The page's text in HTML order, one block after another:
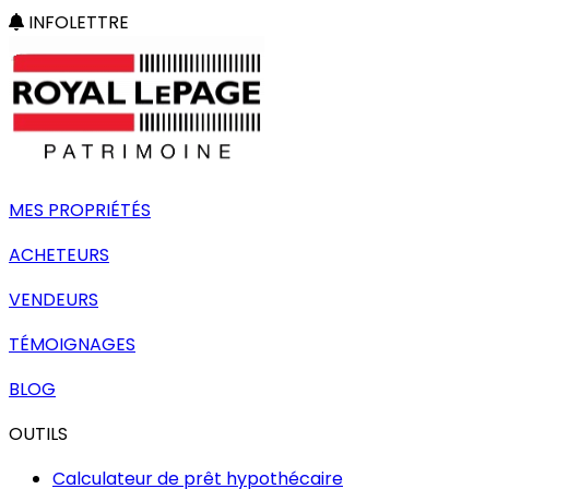
INFOLETTRE
MES PROPRIÉTÉS
ACHETEURS
VENDEURS
TÉMOIGNAGES
BLOG
OUTILS
Calculateur de prêt hypothécaire